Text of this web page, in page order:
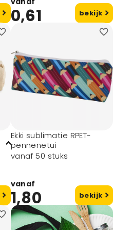
0,61 bekijk
Ekki sublimatie RPET-
pennenetui
vanaf 50 stuks
vanaf
1,80 bekijk